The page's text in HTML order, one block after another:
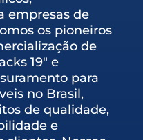
empresas de
os pioneiros
de
19″ e
para
no Brasil,
de qualidade,
e